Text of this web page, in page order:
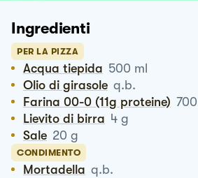
Ingredienti
PER LA PIZZA
Acqua tiepida 500 ml
Olio di girasole q.b.
Farina 00-0 (11g proteine) 700
Lievito di birra 4 g
Sale 20 g
CONDIMENTO
Mortadella q.b.